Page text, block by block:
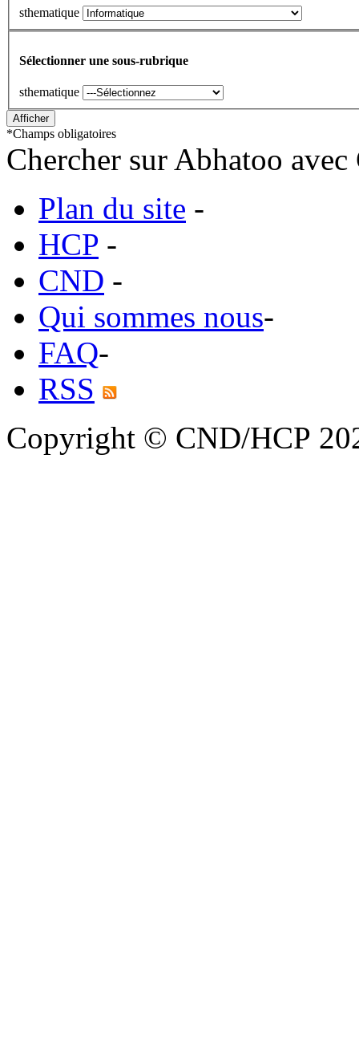
sthematique
Sélectionner une sous-rubrique
sthematique
*Champs obligatoires
Chercher sur Abhatoo
Plan du site -
HCP -
CND -
Qui sommes nous-
FAQ-
RSS
Copyright © CND/HCP